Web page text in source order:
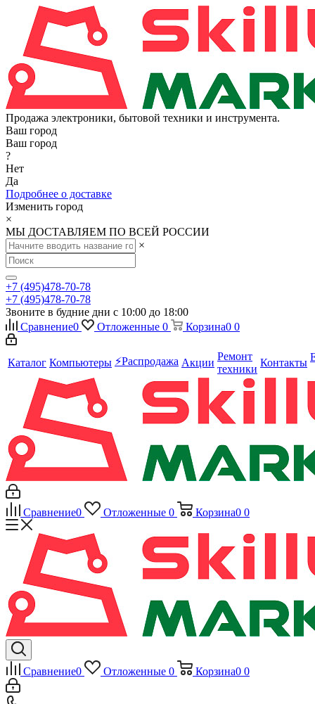
Продажа электроники, бытовой техники и инструмента.
Ваш город
Ваш город
?
Нет
Да
Подробнее о доставке
Изменить город
×
МЫ ДОСТАВЛЯЕМ ПО ВСЕЙ РОССИИ
×
+7 (495)478-70-78
+7 (495)478-70-78
Звоните в будние дни с 10:00 до 18:00
Сравнение0 Отложенные 0 Корзина0 0
Каталог Компьютеры ⚡️Распродажа Акции
Ремонт
техники
Контакты
Сравнение0 Отложенные 0 Корзина0 0
Сравнение0 Отложенные 0 Корзина0 0